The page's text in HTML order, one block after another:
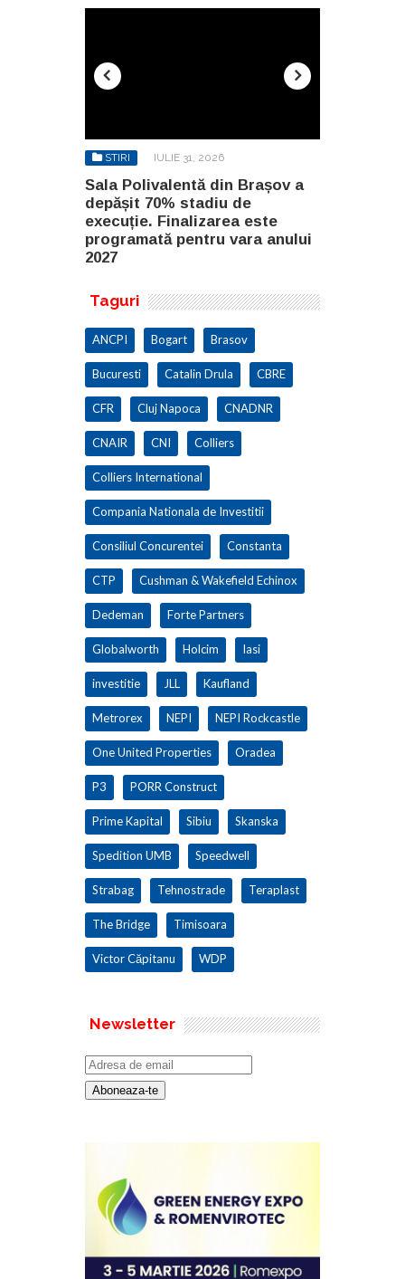
STIRI IULIE 31, 2026
Sala Polivalentă din Brașov a
depășit 70% stadiu de
execuție. Finalizarea este
programată pentru vara anului
2027
Taguri
ANCPI Bogart Brasov
Bucuresti Catalin Drula CBRE
CFR Cluj Napoca CNADNR
CNAIR CNI Colliers
Colliers International
Compania Nationala de Investitii
Consiliul Concurentei Constanta
CTP Cushman & Wakefield Echinox
Dedeman Forte Partners
Globalworth Holcim Iasi
investitie JLL Kaufland
Metrorex NEPI NEPI Rockcastle
One United Properties Oradea
P3 PORR Construct
Prime Kapital Sibiu Skanska
Spedition UMB Speedwell
Strabag Tehnostrade Teraplast
The Bridge Timisoara
Victor Căpitanu WDP
Newsletter